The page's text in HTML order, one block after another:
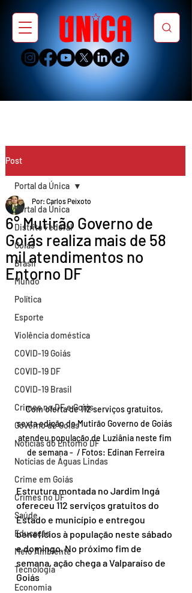
Post
Portal da Única
Distrito Federal
Goiás
Brasil
Mundo
Política
Esporte
Violência doméstica
COVID-19 Goiás
COVID-19 DF
COVID-19 Brasil
Crimes no DF e Goiás
Governo de Goiás
Notícias do Entorno DF
Notícias de Águas Lindas
Crime em Goiás
Crimes no DF
Saúde
Educação
Meio Ambiente
Tecnologia
Economia
Portal da Única
6° Mutirão Governo de
Goiás realiza mais de 58
mil atendimentos no
Entorno DF
Por: Carlos Peixoto
Com oferta de 112 serviços gratuitos,
sexta edição do Mutirão Governo de Goiás
atendeu população de Luziânia neste fim
de semana -  / Fotos: Edinan Ferreira
Estrutura montada no Jardim Ingá
ofereceu 112 serviços gratuitos do
Estado e município e entregou
benefícios à população neste sábado
e domingo. No próximo fim de
semana, ação chega a Valparaíso de
Goiás